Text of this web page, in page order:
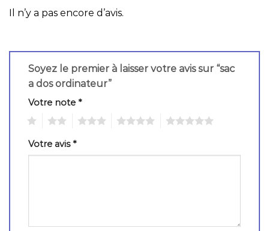
Il n’y a pas encore d’avis.
Soyez le premier à laisser votre avis sur “sac
a dos ordinateur”
Votre note *
Votre avis*